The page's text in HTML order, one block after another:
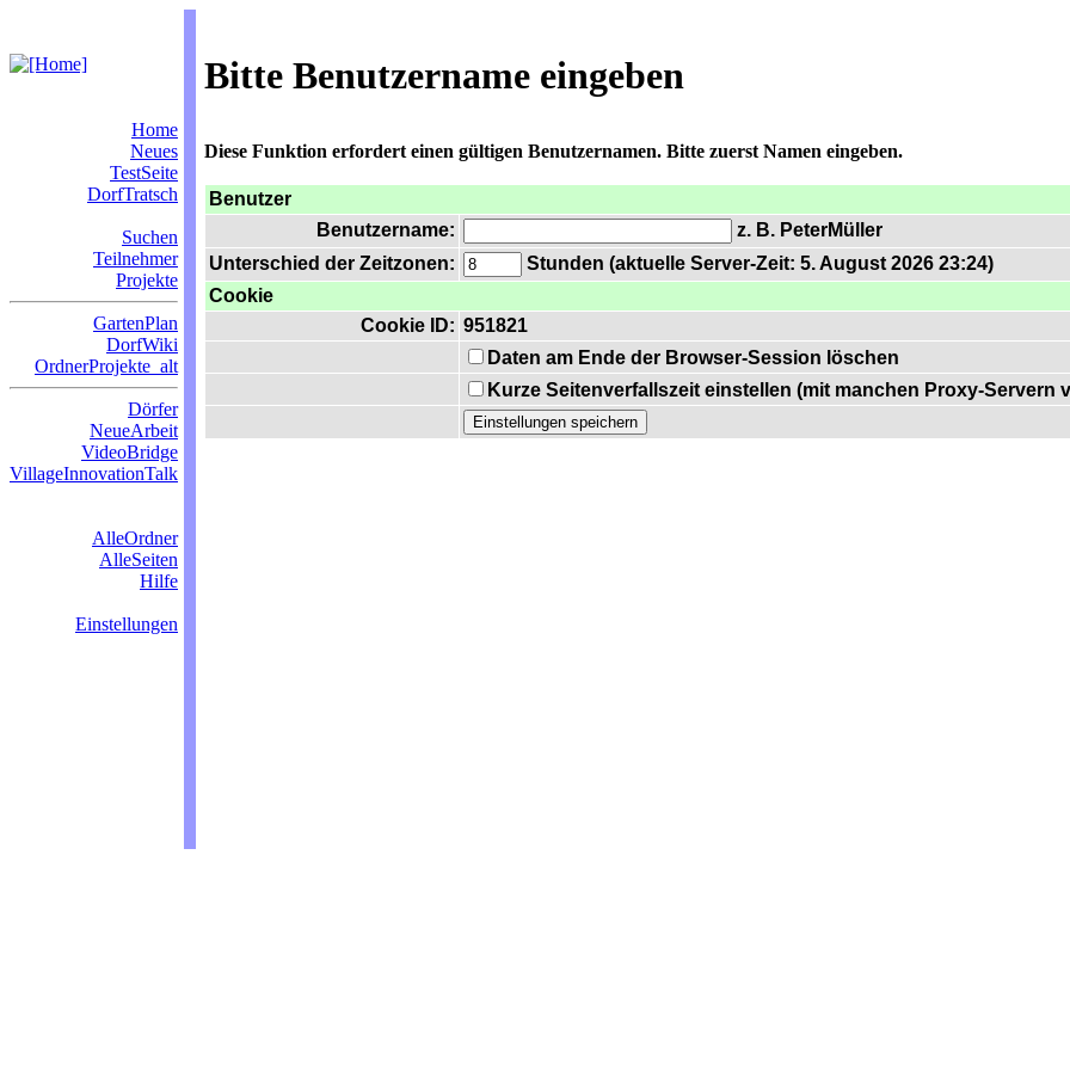
Bitte Benutzername eingeben
Home
Neues
TestSeite
DorfTratsch
Suchen
Teilnehmer
Projekte
GartenPlan
DorfWiki
OrdnerProjekte_alt
Dörfer
NeueArbeit
VideoBridge
VillageInnovationTalk
AlleOrdner
AlleSeiten
Hilfe
Einstellungen
Diese Funktion erfordert einen gültigen Benutzernamen. Bitte zuerst Namen eingeben.
Benutzer
Benutzername:
z. B. PeterMüller
Unterschied der Zeitzonen:
Stunden (aktuelle Server-Zeit: 5. August 2026 23:24)
Cookie
Cookie ID: 951821
Daten am Ende der Browser-Session löschen
Kurze Seitenverfallszeit einstellen (mit manchen Proxy-Servern